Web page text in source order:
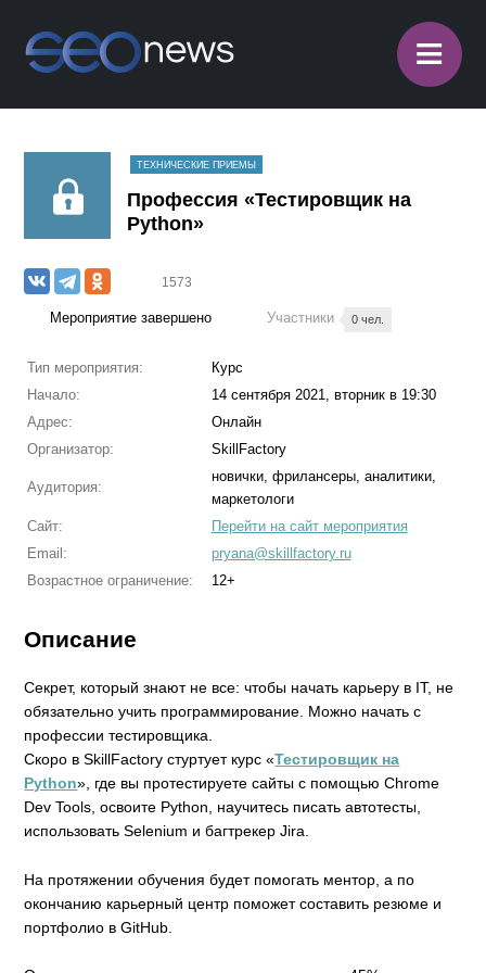
≡
ТЕХНИЧЕСКИЕ ПРИЕМЫ
Профессия «Тестировщик на
Python»
1573
Мероприятие завершено Участники 0 чел.
Тип мероприятия:
Курс
Начало:
14 сентября 2021, вторник в 19:30
Адрес:
Онлайн
Организатор:
SkillFactory
Аудитория:
новички, фрилансеры, аналитики,
маркетологи
Сайт:
Перейти на сайт мероприятия
Email:
pryana@skillfactory.ru
Возрастное ограничение:
12+
Описание
Секрет, который знают не все: чтобы начать карьеру в IT, не
обязательно учить программирование. Можно начать с
профессии тестировщика.
Скоро в SkillFactory стуртует курс «Тестировщик на
Python», где вы протестируете сайты с помощью Chrome
Dev Tools, освоите Python, научитесь писать автотесты,
использовать Selenium и багтрекер Jira.
На протяжении обучения будет помогать ментор, а по
окончанию карьерный центр поможет составить резюме и
портфолио в GitHub.